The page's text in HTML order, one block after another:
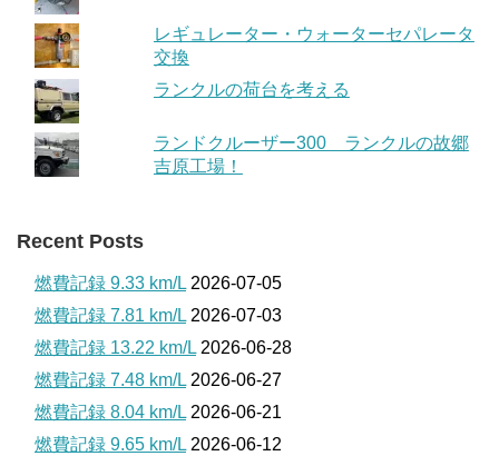
レギュレーター・ウォーターセパレータ
交換
ランクルの荷台を考える
ランドクルーザー300 ランクルの故郷
吉原工場！
Recent Posts
燃費記録 9.33 km/L 2026-07-05
燃費記録 7.81 km/L 2026-07-03
燃費記録 13.22 km/L 2026-06-28
燃費記録 7.48 km/L 2026-06-27
燃費記録 8.04 km/L 2026-06-21
燃費記録 9.65 km/L 2026-06-12